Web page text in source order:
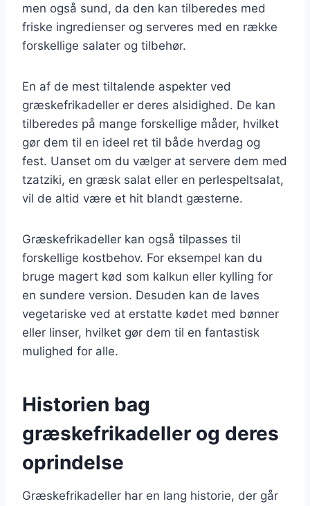
men også sund, da den kan tilberedes med
friske ingredienser og serveres med en række
forskellige salater og tilbehør.
En af de mest tiltalende aspekter ved
græskefrikadeller er deres alsidighed. De kan
tilberedes på mange forskellige måder, hvilket
gør dem til en ideel ret til både hverdag og
fest. Uanset om du vælger at servere dem med
tzatziki, en græsk salat eller en perlespeltsalat,
vil de altid være et hit blandt gæsterne.
Græskefrikadeller kan også tilpasses til
forskellige kostbehov. For eksempel kan du
bruge magert kød som kalkun eller kylling for
en sundere version. Desuden kan de laves
vegetariske ved at erstatte kødet med bønner
eller linser, hvilket gør dem til en fantastisk
mulighed for alle.
Historien bag
græskefrikadeller og deres
oprindelse
Græskefrikadeller har en lang historie, der går